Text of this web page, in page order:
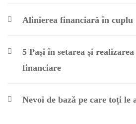
Alinierea financiară în cuplu
5 Pași în setarea și
financiare
Nevoi de bază pe care toți le